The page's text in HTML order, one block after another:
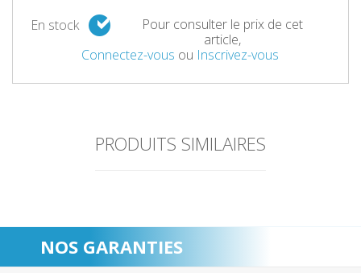
En stock
Pour consulter le prix de cet
article,
Connectez-vous ou Inscrivez-vous
PRODUITS SIMILAIRES
NOS GARANTIES